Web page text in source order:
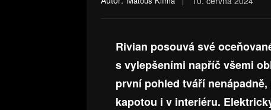
Rivian posouvá své
s vylepšeními napříč všemi
první pohled tváří
kapotou i v interiéru.